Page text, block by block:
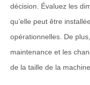
décision. Évaluez les
qu’elle peut être
opérationnelles. De
maintenance et les
de la taille de la machine.